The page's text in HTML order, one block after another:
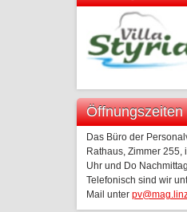
Öffnungszeiten
Das Büro der
Rathaus, Zimmer 255,
Uhr und Do
Telefonisch sind wir
Mail unter